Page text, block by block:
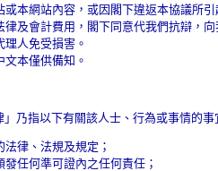
本網站內容，或因閣下違返本協議所引
及會計費用，閣下同意代我們抗辯，
人免受損害。
本僅供備知。
乃指以下有關該人士、行為或事情的事
律、法規及規定；
任何準可證內之任何責任；